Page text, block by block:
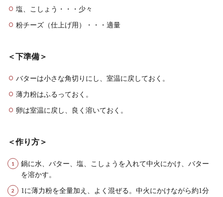
塩、こしょう・・・少々
粉チーズ（仕上げ用）・・・適量
＜下準備＞
バターは小さな角切りにし、室温に戻しておく。
薄力粉はふるっておく。
卵は室温に戻し、良く溶いておく。
＜作り方＞
鍋に水、バター、塩、こしょうを入れて中火にかけ、バター
を溶かす。
1に薄力粉を全量加え、よく混ぜる。中火にかけながら約1分